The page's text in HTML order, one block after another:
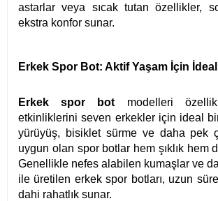
astarlar veya sıcak tutan özellikler,
ekstra konfor sunar.
Erkek Spor Bot: Aktif Yaşam İçin
Erkek spor bot modelleri
etkinliklerini seven erkekler için ideal
yürüyüş, bisiklet sürme ve daha pek
uygun olan spor botlar hem şıklık hem
Genellikle nefes alabilen kumaşlar ve
ile üretilen erkek spor botları, uzun
dahi rahatlık sunar.